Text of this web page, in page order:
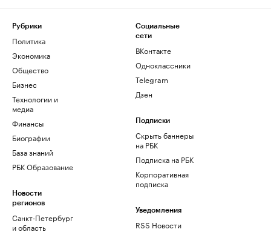
Рубрики
Политика
Экономика
Общество
Бизнес
Технологии и
медиа
Финансы
Биографии
База знаний
РБК Образование
Новости
регионов
Санкт-Петербург
и область
Социальные
сети
ВКонтакте
Одноклассники
Telegram
Дзен
Подписки
Скрыть баннеры
на РБК
Подписка на РБК
Корпоративная
подписка
Уведомления
RSS Новости